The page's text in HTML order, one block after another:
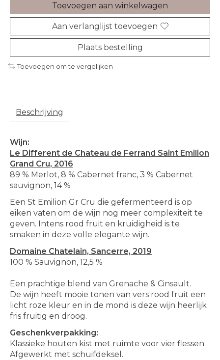
Toevoegen aan winkelwagen
Aan verlanglijst toevoegen
Plaats bestelling
Toevoegen om te vergelijken
Beschrijving
Wijn:
Le Different de Chateau de Ferrand Saint Emilion
Grand Cru, 2016
89 % Merlot, 8 % Cabernet franc, 3 % Cabernet
sauvignon, 14 %
Een St Emilion Gr Cru die gefermenteerd is op
eiken vaten om de wijn nog meer complexiteit te
geven. Intens rood fruit en kruidigheid is te
smaken in deze volle elegante wijn.
Domaine Chatelain, Sancerre, 2019
100 % Sauvignon, 12,5 %
Een prachtige blend van Grenache & Cinsault.
De wijn heeft mooie tonen van vers rood fruit een
licht roze kleur en in de mond is deze wijn heerlijk
fris fruitig en droog.
Geschenkverpakking:
Klassieke houten kist met ruimte voor vier flessen.
Afgewerkt met schuifdeksel.